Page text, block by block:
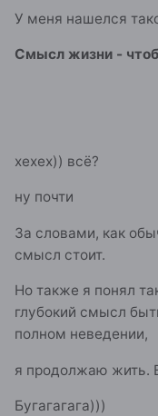
У меня нашелся
Смысл жизни -
хехех)) всё?
ну почти
За словами, как
смысл стоит.
Но также я понял
глубокий смысл
полном неведении,
я продолжаю жить.
Бугагагага)))